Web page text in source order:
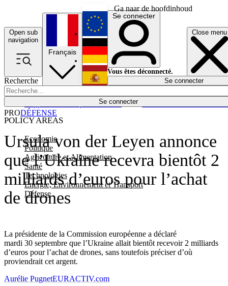
Ga naar de hoofdinhoud
Open sub
navigation
Close menu
Recherche
Se connecter
POLICY AREAS
Economie
Politique
Agriculture et Alimentation
Santé
Technologies
Energie, Environnement et Transport
Défense
Économie
Français
English
Deutsch
Español
Se connecter
Vous êtes déconnecté.
Se connecter
Ursula von der Leyen annonce
que l’Ukraine recevra bientôt 2
milliards d’euros pour l’achat
de drones
La présidente de la Commission européenne a déclaré
mardi 30 septembre que l’Ukraine allait bientôt recevoir 2 milliards
d’euros pour l’achat de drones, sans toutefois préciser d’où
proviendrait cet argent.
PRODÉFENSE
Aurélie PugnetEURACTIV.com